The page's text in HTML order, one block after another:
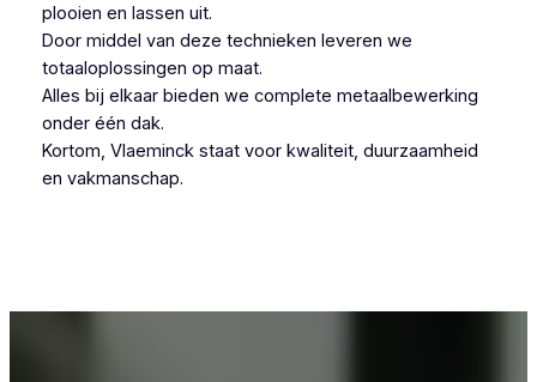
plooien en lassen uit.
Door middel van deze technieken leveren we
totaaloplossingen op maat.
Alles bij elkaar bieden we complete metaalbewerking
onder één dak.
Kortom, Vlaeminck staat voor kwaliteit, duurzaamheid
en vakmanschap.